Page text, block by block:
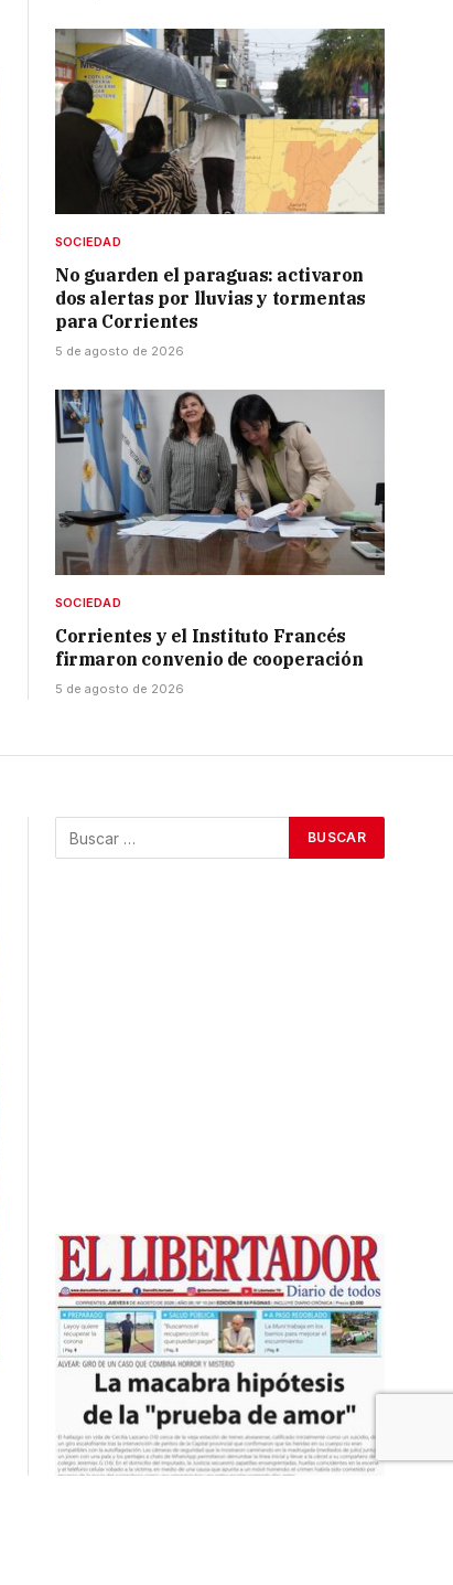
SOCIEDAD
No guarden el paraguas: activaron
dos alertas por lluvias y tormentas
para Corrientes
5 de agosto de 2026
SOCIEDAD
Corrientes y el Instituto Francés
firmaron convenio de cooperación
5 de agosto de 2026